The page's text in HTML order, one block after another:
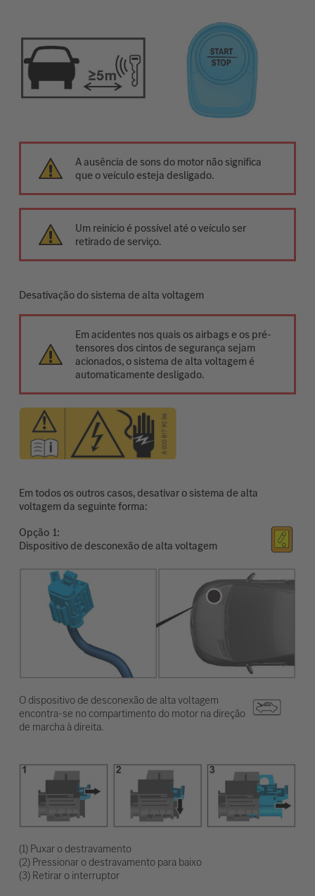
A ausência de sons do motor não significa
que o veículo esteja desligado.
Um reinício é possível até o veículo ser
retirado de serviço.
Desativação do sistema de alta voltagem
Em acidentes nos quais os airbags e os pré-
tensores dos cintos de segurança sejam
acionados, o sistema de alta voltagem é
automaticamente desligado.
Em todos os outros casos, desativar o sistema de alta
voltagem da seguinte forma:
Opção
Dispositivo de desconexão de alta voltagem
O dispositivo de desconexão de alta voltagem
encontra-se no compartimento do motor na direção
de marcha à direita.
(1) Puxar o destravamento
(2) Pressionar o destravamento para baixo
(3) Retirar o interruptor